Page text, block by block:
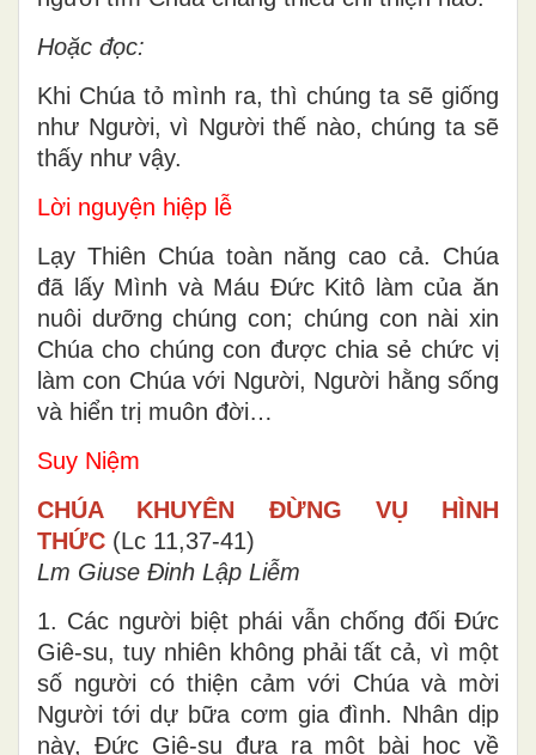
Hoặc đọc:
Khi Chúa tỏ mình ra, thì chúng ta sẽ giống
như Người, vì Người thế nào, chúng ta sẽ
thấy như vậy.
Lời nguyện hiệp lễ
Lạy Thiên Chúa toàn năng cao cả. Chúa
đã lấy Mình và Máu Ðức Kitô làm của ăn
nuôi dưỡng chúng con; chúng con nài xin
Chúa cho chúng con được chia sẻ chức vị
làm con Chúa với Người, Người hằng sống
và hiển trị muôn đời…
Suy Niệm
CHÚA KHUYÊN ĐỪNG VỤ HÌNH
THỨC (Lc 11,37-41)
Lm Giuse Đinh Lập Liễm
1. Các người biệt phái vẫn chống đối Đức
Giê-su, tuy nhiên không phải tất cả, vì một
số người có thiện cảm với Chúa và mời
Người tới dự bữa cơm gia đình. Nhân dịp
này, Đức Giê-su đưa ra một bài học về